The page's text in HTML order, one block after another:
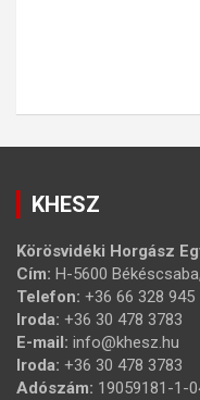
KHESZ
Körösvidéki Horgász
Cím: H-5600
Telefon: +36 66 328 945
Iroda: +36 30 478 3783
E-mail: info@khesz.hu
Iroda: +36 30 478 3783
Adószám: 19059181-1-